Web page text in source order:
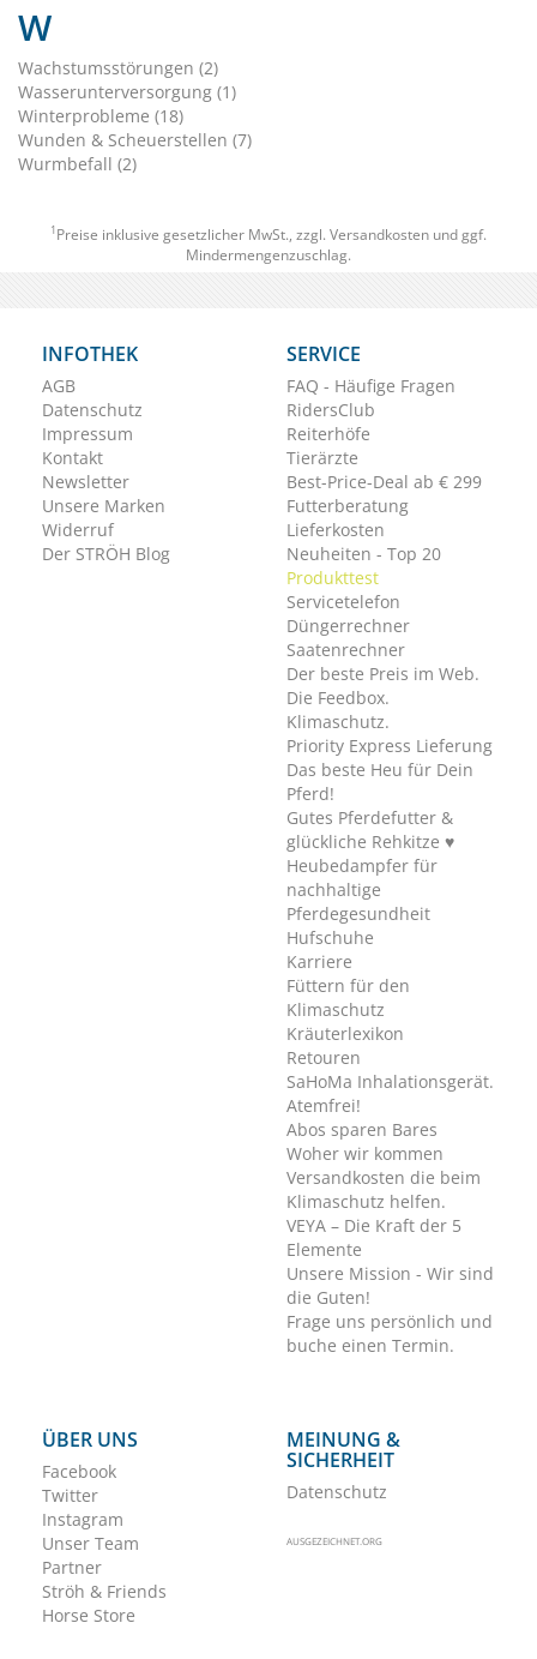
W
Wachstumsstörungen (2)
Wasserunterversorgung (1)
Winterprobleme (18)
Wunden & Scheuerstellen (7)
Wurmbefall (2)
1 Preise inklusive gesetzlicher MwSt., zzgl. Versandkosten und ggf.
Mindermengenzuschlag.
INFOTHEK
AGB
Datenschutz
Impressum
Kontakt
Newsletter
Unsere Marken
Widerruf
Der STRÖH Blog
SERVICE
FAQ - Häufige Fragen
RidersClub
Reiterhöfe
Tierärzte
Best-Price-Deal ab € 299
Futterberatung
Lieferkosten
Neuheiten - Top 20
Produkttest
Servicetelefon
Düngerrechner
Saatenrechner
Der beste Preis im Web.
Die Feedbox.
Klimaschutz.
Priority Express Lieferung
Das beste Heu für Dein
Pferd!
Gutes Pferdefutter &
glückliche Rehkitze ♥
Heubedampfer für
nachhaltige
Pferdegesundheit
Hufschuhe
Karriere
Füttern für den
Klimaschutz
Kräuterlexikon
Retouren
SaHoMa Inhalationsgerät.
Atemfrei!
Abos sparen Bares
Woher wir kommen
Versandkosten die beim
Klimaschutz helfen.
VEYA – Die Kraft der 5
Elemente
Unsere Mission - Wir sind
die Guten!
Frage uns persönlich und
buche einen Termin.
ÜBER UNS
Facebook
Twitter
Instagram
Unser Team
Partner
Ströh & Friends
Horse Store
MEINUNG &
SICHERHEIT
Datenschutz
AUSGEZEICHNET.ORG